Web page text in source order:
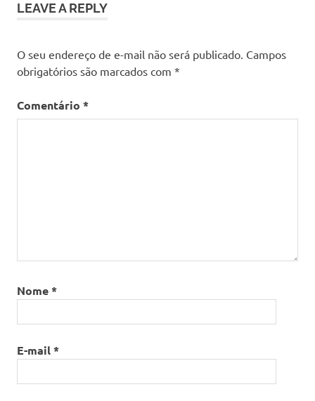
LEAVE A REPLY
O seu endereço de e-mail não será publicado. Campos
obrigatórios são marcados com *
Comentário *
Nome*
E-mail*